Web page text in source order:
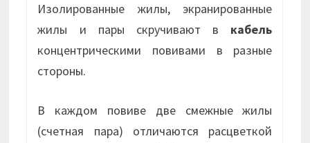
Изолированные жилы, экранированные
жилы и пары скручивают в кабель
концентрическими повивами в разные
стороны.
В каждом повиве две смежные жилы
(счетная пара) отличаются расцветкой